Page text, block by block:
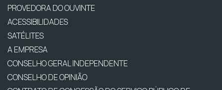
PROVEDORA DO OUVINTE
ACESSIBILIDADES
SATÉLITES
A EMPRESA
CONSELHO GERAL INDEPENDENTE
CONSELHO DE OPINIÃO